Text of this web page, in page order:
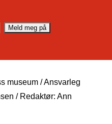
museum / Ansvarleg
/ Redaktør: Ann